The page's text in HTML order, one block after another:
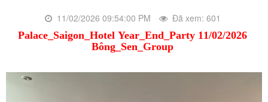
11/02/2026 09:54:00 PM Đã xem: 601
Palace_Saigon_Hotel Year_End_Party 11/02/2026
Bông_Sen_Group